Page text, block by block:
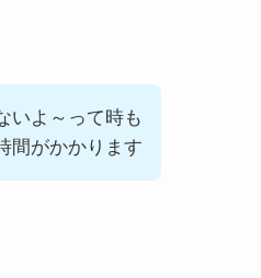
いよ～って時も
間がかかります